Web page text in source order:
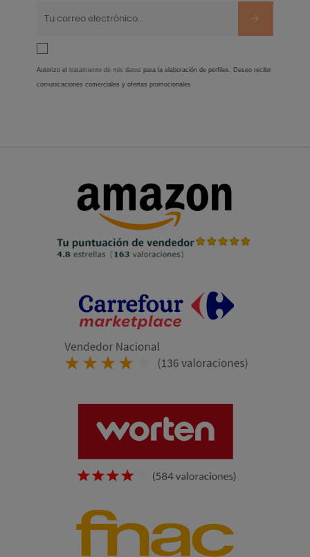
Autorizo el tratamiento de mis datos para la elaboración de perfiles. Deseo recibir
comunicaciones comerciales y ofertas promocionales